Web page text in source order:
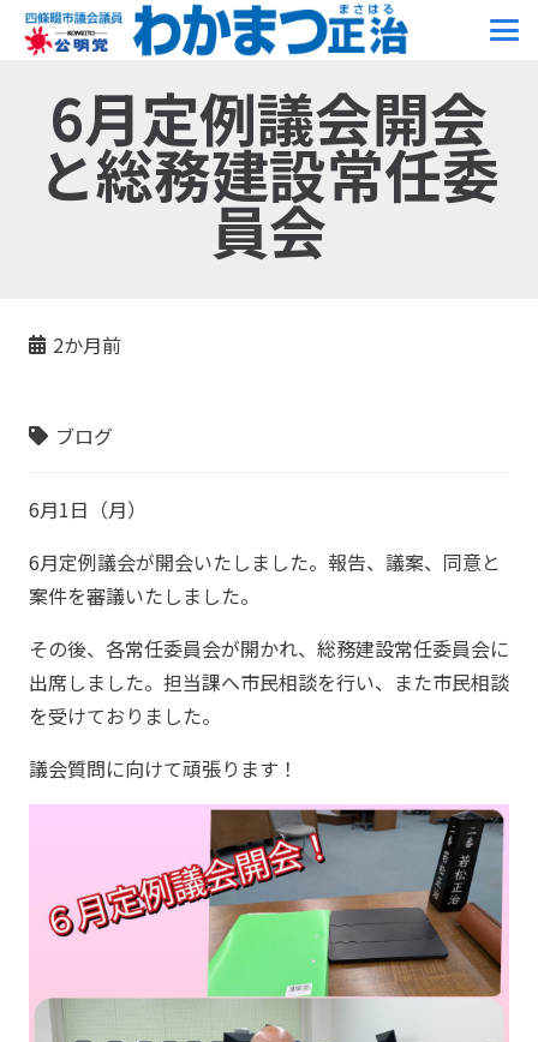
6月定例議会開会
と総務建設常任委
員会
2か月前
ブログ
6月1日（月）
6月定例議会が開会いたしました。報告、議案、同意と
案件を審議いたしました。
その後、各常任委員会が開かれ、総務建設常任委員会に
出席しました。担当課へ市民相談を行い、また市民相談
を受けておりました。
議会質問に向けて頑張ります！